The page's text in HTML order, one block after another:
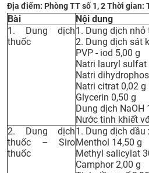
KHOA HỌC CÔNG NGHỆ
HTQT
CỰU NGƯỜI HỌC
Địa điểm: Phòng TT số 1, 2 Thời gian:
Bài
Nội dung
1. Dung dịch
thuốc
1. Dung dịch
2. Dung dịch sát
PVP - iod 5,00 g
Natri lauryl sulfat
Natri
Natri citrat 0,02 g
Glycerin 0,50 g
Dung dịch NaOH
Nước tinh khiết
2. Dung dịch
thuốc – Siro
thuốc
1. Dung dịch dầu
Menthol 14,50 g
Methyl salicylat
Camphor 2,00 g